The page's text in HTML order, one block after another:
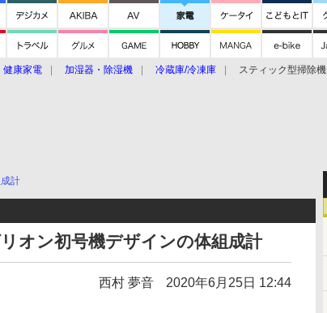
健康家電 加湿器・除湿機 冷蔵庫/冷凍庫 スティック型掃除機
計
オン初号機デザインの体組成計
西村 夢音 2020年6月25日 12:44